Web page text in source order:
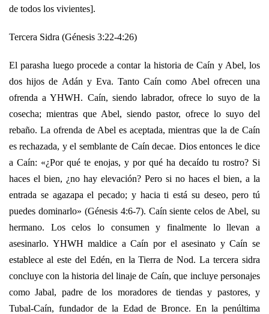
de todos los vivientes].
Tercera Sidra (Génesis 3:22-4:26)
El parasha luego procede a contar la historia de Caín y Abel, los
dos hijos de Adán y Eva. Tanto Caín como Abel ofrecen una
ofrenda a YHWH. Caín, siendo labrador, ofrece lo suyo de la
cosecha; mientras que Abel, siendo pastor, ofrece lo suyo del
rebaño. La ofrenda de Abel es aceptada, mientras que la de Caín
es rechazada, y el semblante de Caín decae. Dios entonces le dice
a Caín: «¿Por qué te enojas, y por qué ha decaído tu rostro? Si
haces el bien, ¿no hay elevación? Pero si no haces el bien, a la
entrada se agazapa el pecado; y hacia ti está su deseo, pero tú
puedes dominarlo» (Génesis 4:6-7). Caín siente celos de Abel, su
hermano. Los celos lo consumen y finalmente lo llevan a
asesinarlo. YHWH maldice a Caín por el asesinato y Caín se
establece al este del Edén, en la Tierra de Nod. La tercera sidra
concluye con la historia del linaje de Caín, que incluye personajes
como Jabal, padre de los moradores de tiendas y pastores, y
Tubal-Caín, fundador de la Edad de Bronce. En la penúltima